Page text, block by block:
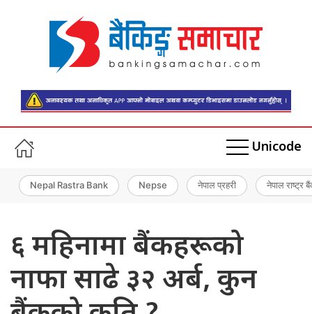
Unicode
Nepal Rastra Bank Nepse नेपाल प्रहरी नेपाल राष्ट्र
६ महिनामा बैंकहरूको
नाफा साढे ३२ अर्ब, कुन